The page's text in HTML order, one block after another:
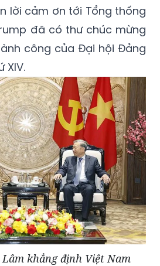
lời cảm ơn tới Tổng thống
đã có thư chúc mừng
công của Đại hội Đảng
XIV.
khẳng định Việt Nam